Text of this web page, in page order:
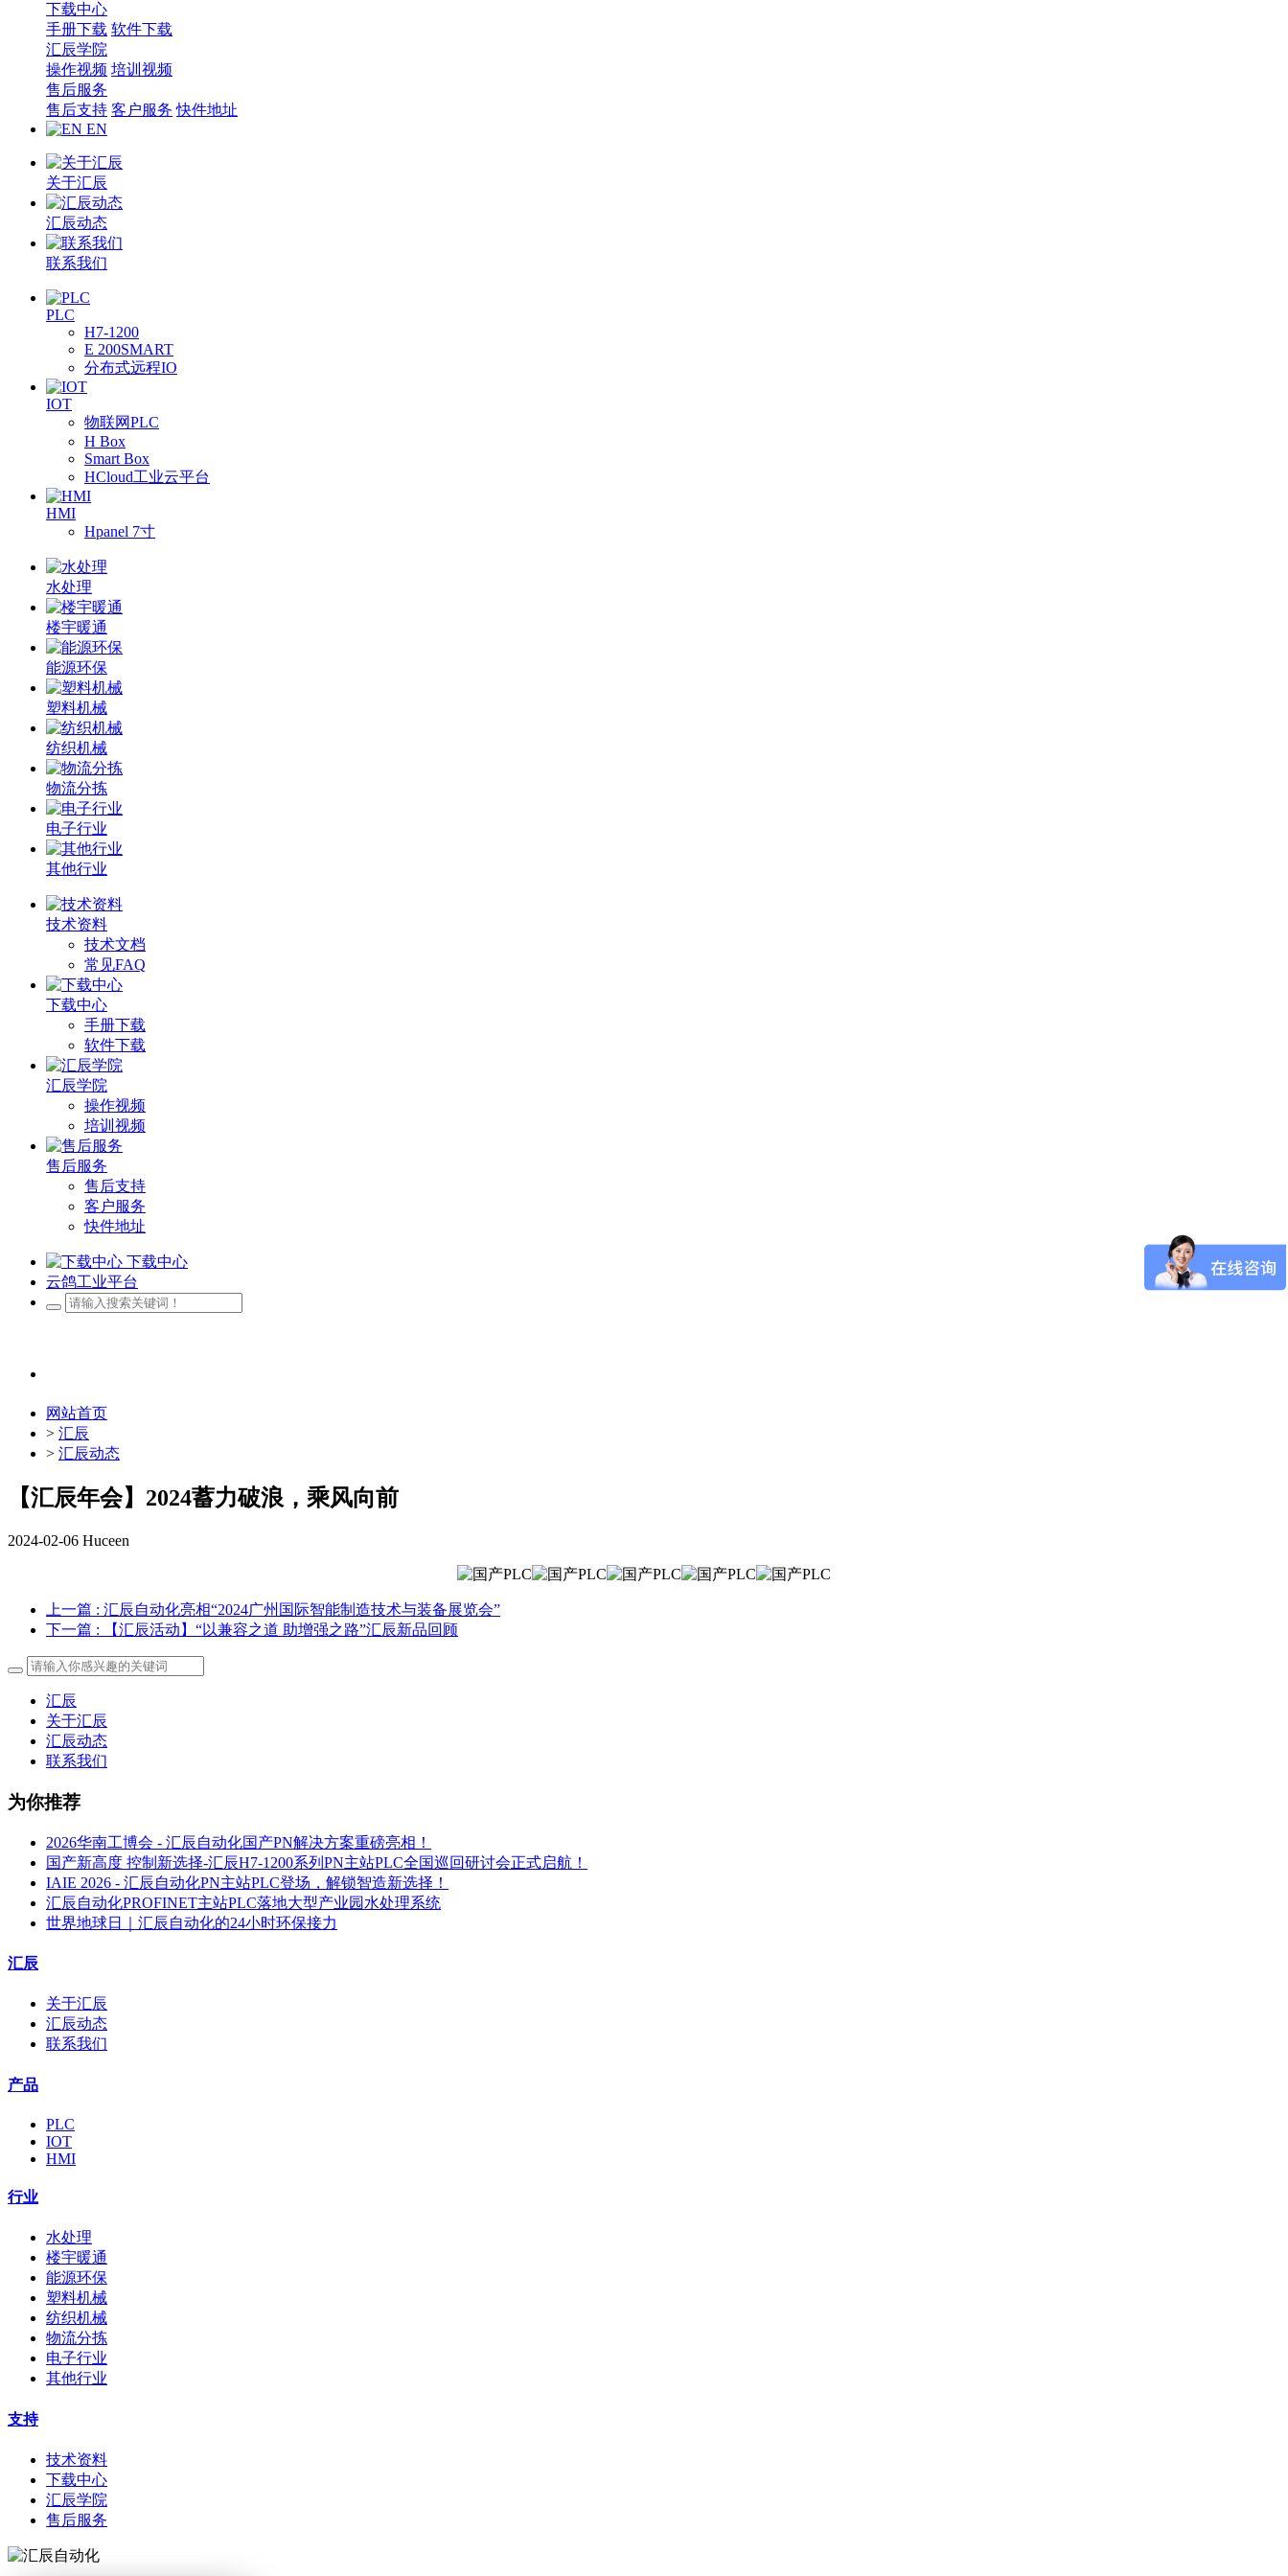
下载中心
手册下载 软件下载
汇辰学院
操作视频 培训视频
售后服务
售后支持 客户服务 快件地址
EN
关于汇辰
汇辰动态
联系我们
PLC
H7-1200
E 200SMART
分布式远程IO
IOT
物联网PLC
H Box
Smart Box
HCloud工业云平台
HMI
Hpanel 7寸
水处理
楼宇暖通
能源环保
塑料机械
纺织机械
物流分拣
电子行业
其他行业
技术资料
技术文档
常见FAQ
下载中心
手册下载
软件下载
汇辰学院
操作视频
培训视频
售后服务
售后支持
客户服务
快件地址
下载中心
云鸽工业平台
网站首页
> 汇辰
> 汇辰动态
【汇辰年会】2024蓄力破浪，乘风向前
2024-02-06 Huceen
上一篇 : 汇辰自动化亮相“2024广州国际智能制造技术与装备展览会”
下一篇 : 【汇辰活动】“以兼容之道 助增强之路”汇辰新品回顾
汇辰
关于汇辰
汇辰动态
联系我们
为你推荐
2026华南工博会 - 汇辰自动化国产PN解决方案重磅亮相！
国产新高度 控制新选择-汇辰H7-1200系列PN主站PLC全国巡回研讨会正式启航！
IAIE 2026 - 汇辰自动化PN主站PLC登场，解锁智造新选择！
汇辰自动化PROFINET主站PLC落地大型产业园水处理系统
世界地球日｜汇辰自动化的24小时环保接力
汇辰
关于汇辰
汇辰动态
联系我们
产品
PLC
IOT
HMI
行业
水处理
楼宇暖通
能源环保
塑料机械
纺织机械
物流分拣
电子行业
其他行业
支持
技术资料
下载中心
汇辰学院
售后服务